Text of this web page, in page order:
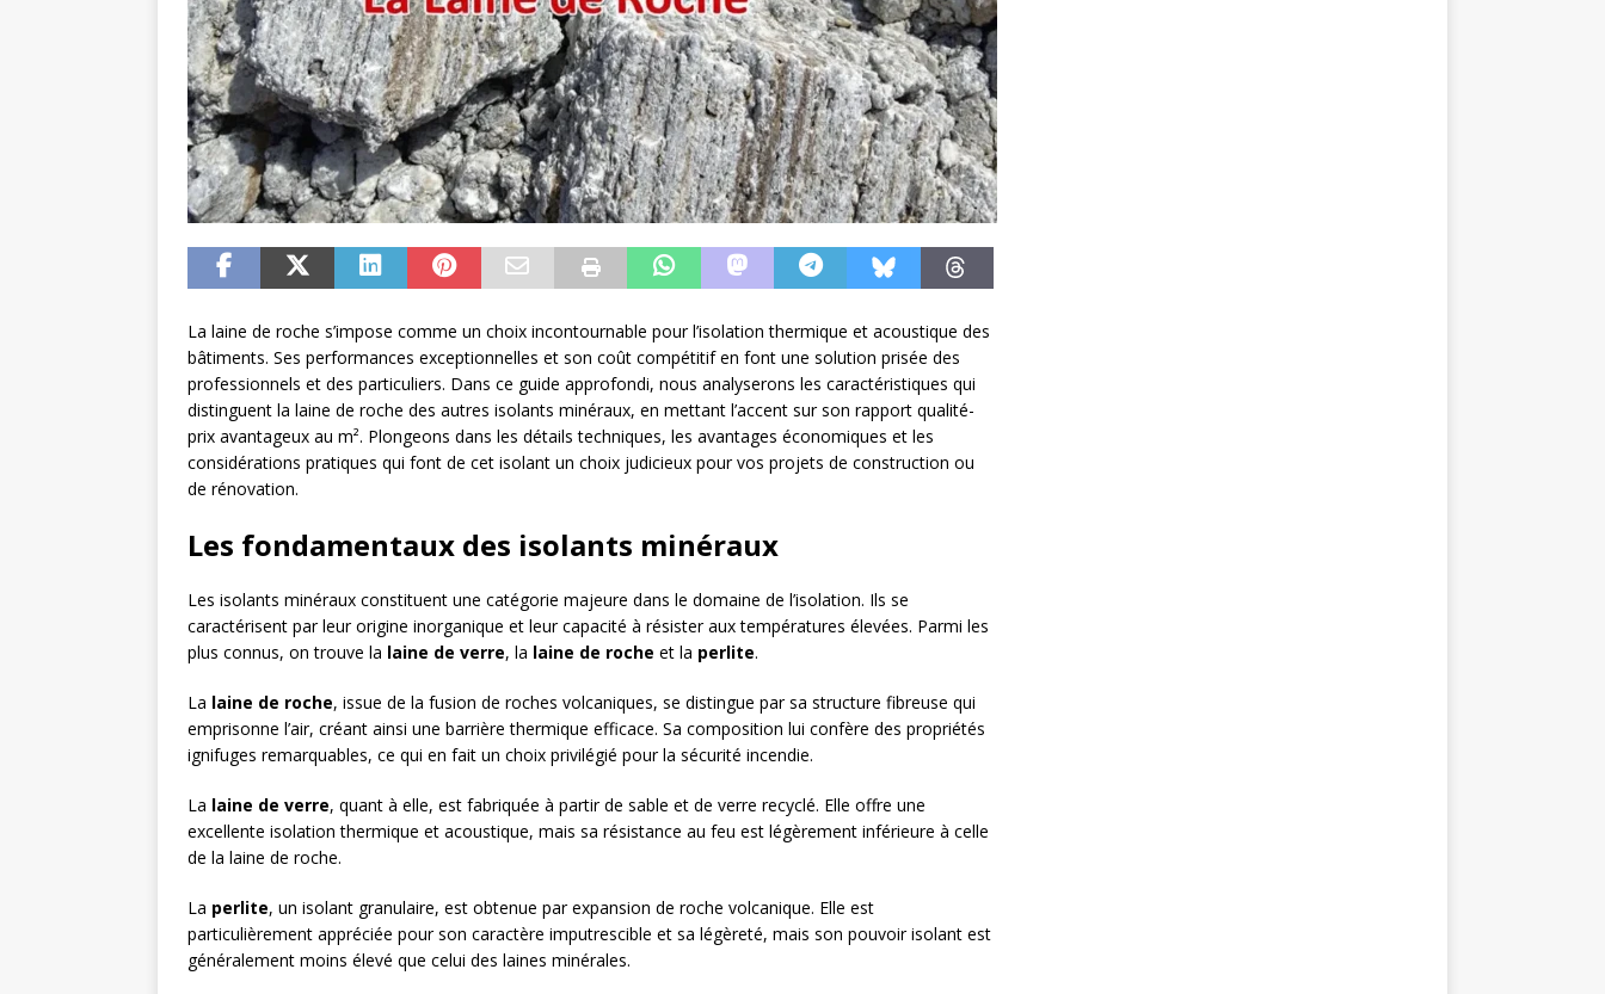
La laine de roche s’impose comme un choix incontournable pour l’isolation thermique et acoustique des
bâtiments. Ses performances exceptionnelles et son coût compétitif en font une solution prisée des
professionnels et des particuliers. Dans ce guide approfondi, nous analyserons les caractéristiques qui
distinguent la laine de roche des autres isolants minéraux, en mettant l’accent sur son rapport qualité-
prix avantageux au m². Plongeons dans les détails techniques, les avantages économiques et les
considérations pratiques qui font de cet isolant un choix judicieux pour vos projets de construction ou
de rénovation.
Les fondamentaux des isolants minéraux
Les isolants minéraux constituent une catégorie majeure dans le domaine de l’isolation. Ils se
caractérisent par leur origine inorganique et leur capacité à résister aux températures élevées. Parmi les
plus connus, on trouve la laine de verre, la laine de roche et la perlite.
La laine de roche, issue de la fusion de roches volcaniques, se distingue par sa structure fibreuse qui
emprisonne l’air, créant ainsi une barrière thermique efficace. Sa composition lui confère des propriétés
ignifuges remarquables, ce qui en fait un choix privilégié pour la sécurité incendie.
La laine de verre, quant à elle, est fabriquée à partir de sable et de verre recyclé. Elle offre une
excellente isolation thermique et acoustique, mais sa résistance au feu est légèrement inférieure à celle
de la laine de roche.
La perlite, un isolant granulaire, est obtenue par expansion de roche volcanique. Elle est
particulièrement appréciée pour son caractère imputrescible et sa légèreté, mais son pouvoir isolant est
généralement moins élevé que celui des laines minérales.